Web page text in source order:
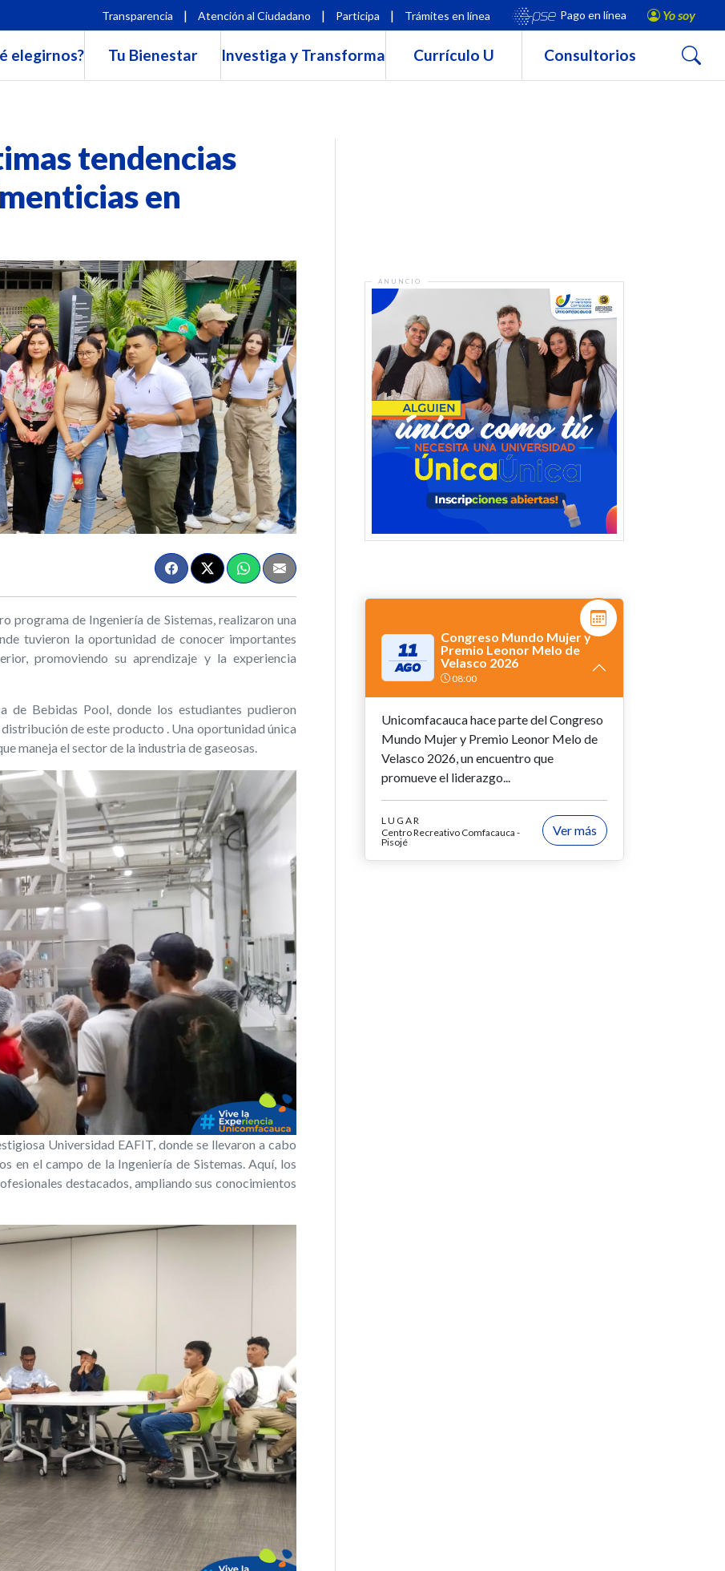
Transparencia | Atención al Ciudadano | Participa | Trámites en línea Pago en línea Yo soy
elegirnos? Tu Bienestar Investiga y Transforma Currículo U Consultorios Buscar
tendencias
en
programa de Ingeniería de Sistemas, realizaron una
tuvieron la oportunidad de conocer importantes
promoviendo su aprendizaje y la experiencia
de Bebidas Pool, donde los estudiantes pudieron
de este producto . Una oportunidad única
maneja el sector de la industria de gaseosas.
Universidad EAFIT, donde se llevaron a cabo
en el campo de la Ingeniería de Sistemas. Aquí, los
destacados, ampliando sus conocimientos
11
AGO
Congreso Mundo Mujer y
Premio Leonor Melo de
Velasco 2026
08:00
Unicomfacauca hace parte del Congreso
Mundo Mujer y Premio Leonor Melo de
Velasco 2026, un encuentro que
promueve el liderazgo...
LUGAR
Centro Recreativo Comfacauca -
Pisojé
Ver más